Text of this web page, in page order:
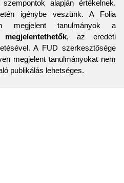
alapján értékelnek.
igénybe veszünk. A Folia
megjelent tanulmányok a
, az eredeti
A FUD szerkesztősége
megjelent tanulmányokat nem
publikálás lehetséges.